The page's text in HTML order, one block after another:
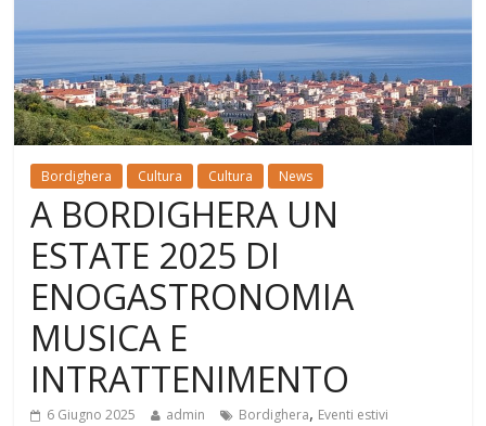
Bordighera Cultura Cultura News
A BORDIGHERA UN
ESTATE 2025 DI
ENOGASTRONOMIA
MUSICA E
INTRATTENIMENTO
6 Giugno 2025 admin Bordighera, Eventi estivi